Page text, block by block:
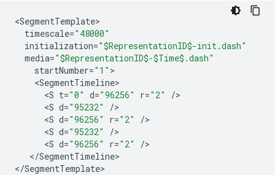
<SegmentTemplate
timescale="48000"
initialization="$RepresentationID$-init.dash"
media="$RepresentationID$-$Time$.dash"
startNumber="1"
<SegmentTimeline
<S t="0" d="96256" r="2" /
<S d="95232" /
<S d="96256" r="2" /
<S d="95232" /
<S d="96256" r="2" /
</SegmentTimeline>
</SegmentTemplate